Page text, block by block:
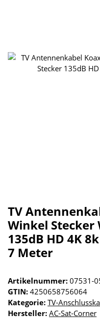
TV
Winkel Stecker
135dB HD 4K
7 Meter
Artikelnummer: 07531-
GTIN: 4250658756064
Kategorie: TV-
Hersteller: AC-Sat-Corner